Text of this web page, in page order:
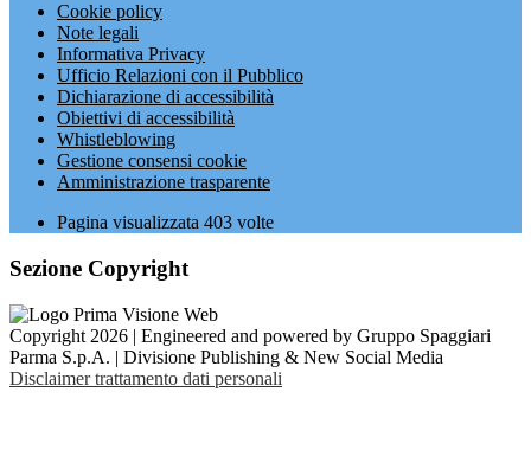
Cookie policy
Note legali
Informativa Privacy
Ufficio Relazioni con il Pubblico
Dichiarazione di accessibilità
Obiettivi di accessibilità
Whistleblowing
Gestione consensi cookie
Amministrazione trasparente
Pagina visualizzata 403 volte
Sezione Copyright
Copyright 2026 | Engineered and powered by Gruppo Spaggiari
Parma S.p.A. | Divisione Publishing & New Social Media
Disclaimer trattamento dati personali